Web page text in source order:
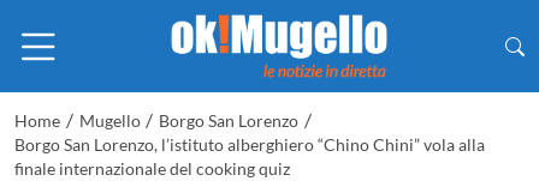
Home / Mugello / Borgo San Lorenzo /
Borgo San Lorenzo, l’istituto alberghiero “Chino Chini” vola alla
finale internazionale del cooking quiz